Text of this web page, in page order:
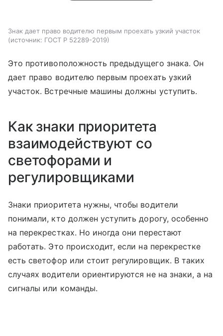
Знак дает право водителю первым проехать узкий участок
источник: ГОСТ Р 52289-2019
Это противоположность предыдущего знака. Он
дает право водителю первым проехать узкий
участок. Встречные машины должны уступить.
Как знаки приоритета
взаимодействуют со
светофорами и
регулировщиками
Знаки приоритета нужны, чтобы водители
понимали, кто должен уступить дорогу, особенно
на перекрестках. Но иногда они перестают
работать. Это происходит, если на перекрестке
есть светофор или стоит регулировщик. В таких
случаях водители ориентируются не на знаки, а на
сигналы или команды.